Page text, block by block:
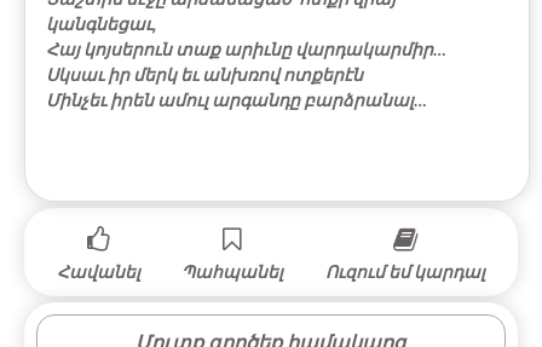
կանգնեցաւ,
Հայ կոյսերուն տաք արիւնը վարդակարմիր…
Սկսաւ իր մերկ եւ անխռով ոտքերէն
Մինչեւ իրեն ամուլ արգանդը բարձրանալ…
Հավանել Պահպանել Ուզում եմ կարդալ
Մուտք գործեք համակարգ